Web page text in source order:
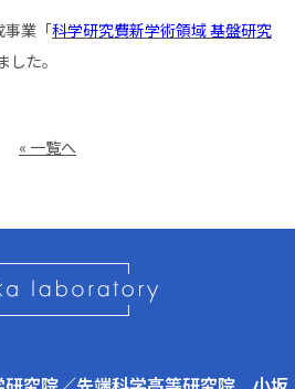
事業「科学研究費新学術領域 基盤研究
した。
« 一覧へ